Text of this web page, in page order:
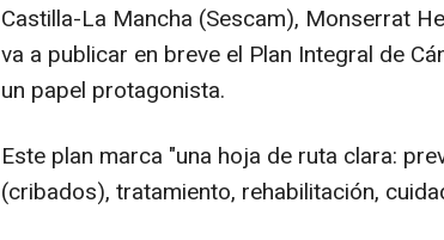
Castilla-La Mancha (Sescam), Monserrat
va a publicar en breve el Plan Integral de
un papel protagonista.
Este plan marca "una hoja de ruta clara:
(cribados), tratamiento, rehabilitación,